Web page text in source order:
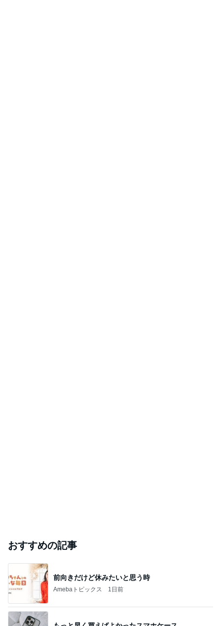
おすすめの記事
前向きだけど休みたいと思う時
Amebaトピックス 1日前